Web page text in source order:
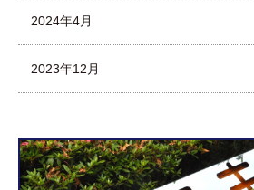
2024年4月
2023年12月